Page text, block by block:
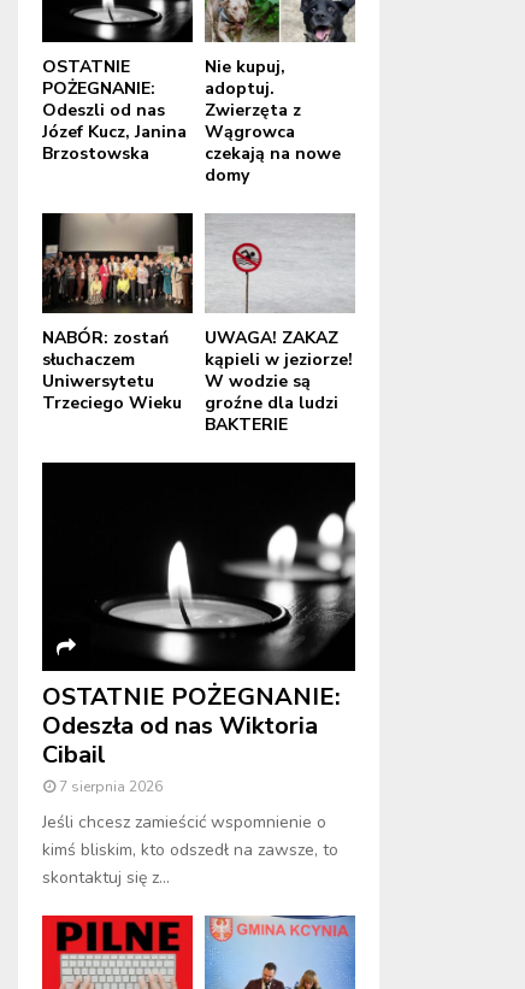
OSTATNIE
POŻEGNANIE:
Odeszli od nas
Józef Kucz, Janina
Brzostowska
Nie kupuj,
adoptuj.
Zwierzęta z
Wągrowca
czekają na nowe
domy
NABÓR: zostań
słuchaczem
Uniwersytetu
Trzeciego Wieku
UWAGA! ZAKAZ
kąpieli w jeziorze!
W wodzie są
groźne dla ludzi
BAKTERIE
OSTATNIE POŻEGNANIE:
Odeszła od nas Wiktoria
Cibail
7 sierpnia 2026
Jeśli chcesz zamieścić wspomnienie o
kimś bliskim, kto odszedł na zawsze, to
skontaktuj się z...